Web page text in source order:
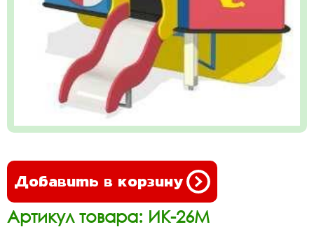
Добавить в корзину
Артикул товара: ИК-26М